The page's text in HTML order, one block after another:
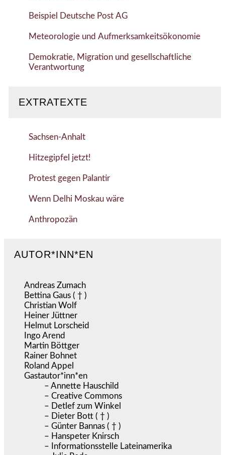
Beispiel Deutsche Post AG
Meteorologie und Aufmerksamkeitsökonomie
Demokratie, Migration und gesellschaftliche
Verantwortung
EXTRATEXTE
Sachsen-Anhalt
Hitzegipfel jetzt!
Protest gegen Palantir
Wenn Delhi Moskau wäre
Anthropozän
AUTOR*INN*EN
Andreas Zumach
Bettina Gaus ( † )
Christian Wolf
Heiner Jüttner
Helmut Lorscheid
Ingo Arend
Martin Böttger
Rainer Bohnet
Roland Appel
Gastautor*inn*en
– Annette Hauschild
– Creative Commons
– Detlef zum Winkel
– Dieter Bott ( † )
– Günter Bannas ( † )
– Hanspeter Knirsch
– Informationsstelle Lateinamerika